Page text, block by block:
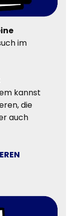
im
kannst
die
auch